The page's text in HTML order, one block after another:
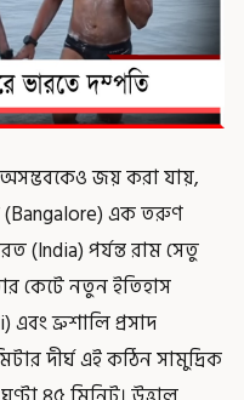
জয় করা যায়,
(Bangalore) এক তরুণ
(India) পর্যন্ত রাম সেতু
কেটে নতুন ইতিহাস
ভ্রুশালি প্রসাদ
দীর্ঘ এই কঠিন সামুদ্রিক